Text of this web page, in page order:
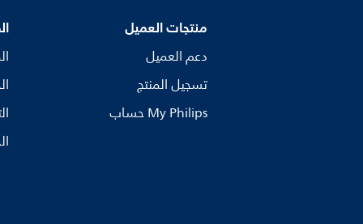
منتجات العميل
دعم العميل
تسجيل المنتج
My Philips حساب